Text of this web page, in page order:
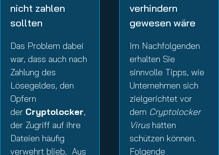
nicht zahlen
sollten
Das Problem dabei
war, dass auch nach
Zahlung des
Lösegeldes, den
Opfern
der Cryptolocker,
der Zugriff auf ihre
Dateien häufig
verwehrt blieb. Aus
verhindern
gewesen wäre
Im Nachfolgenden
erhalten Sie
sinnvolle Tipps, wie
Unternehmen sich
zielgerichtet vor
dem Cryptolocker
Virushätten
schützen können.
Folgende